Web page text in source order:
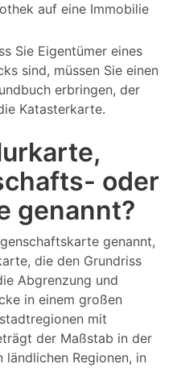
auf eine Immobilie
Sie Eigentümer eines
sind, müssen Sie einen
erbringen, der
Katasterkarte.
oder
genannt?
genannt,
die den Grundriss
Abgrenzung und
in einem großen
mit
der Maßstab in der
ländlichen Regionen, in